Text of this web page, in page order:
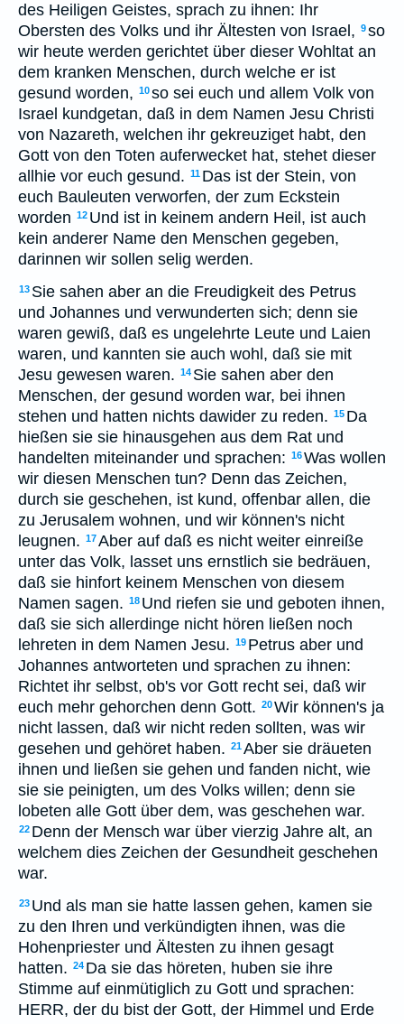
des Heiligen Geistes, sprach zu ihnen: Ihr
Obersten des Volks und ihr Ältesten von Israel, 9so
wir heute werden gerichtet über dieser Wohltat an
dem kranken Menschen, durch welche er ist
gesund worden, 10so sei euch und allem Volk von
Israel kundgetan, daß in dem Namen Jesu Christi
von Nazareth, welchen ihr gekreuziget habt, den
Gott von den Toten auferwecket hat, stehet dieser
allhie vor euch gesund. 11 Das ist der Stein, von
euch Bauleuten verworfen, der zum Eckstein
worden 12 Und ist in keinem andern Heil, ist auch
kein anderer Name den Menschen gegeben,
darinnen wir sollen selig werden.
13 Sie sahen aber an die Freudigkeit des Petrus
und Johannes und verwunderten sich; denn sie
waren gewiß, daß es ungelehrte Leute und Laien
waren, und kannten sie auch wohl, daß sie mit
Jesu gewesen waren. 14 Sie sahen aber den
Menschen, der gesund worden war, bei ihnen
stehen und hatten nichts dawider zu reden. 15 Da
hießen sie sie hinausgehen aus dem Rat und
handelten miteinander und sprachen: 16Was wollen
wir diesen Menschen tun? Denn das Zeichen,
durch sie geschehen, ist kund, offenbar allen, die
zu Jerusalem wohnen, und wir können's nicht
leugnen. 17Aber auf daß es nicht weiter einreiße
unter das Volk, lasset uns ernstlich sie bedräuen,
daß sie hinfort keinem Menschen von diesem
Namen sagen. 18 Und riefen sie und geboten ihnen,
daß sie sich allerdinge nicht hören ließen noch
lehreten in dem Namen Jesu. 19 Petrus aber und
Johannes antworteten und sprachen zu ihnen:
Richtet ihr selbst, ob's vor Gott recht sei, daß wir
euch mehr gehorchen denn Gott. 20Wir können's ja
nicht lassen, daß wir nicht reden sollten, was wir
gesehen und gehöret haben. 21Aber sie dräueten
ihnen und ließen sie gehen und fanden nicht, wie
sie sie peinigten, um des Volks willen; denn sie
lobeten alle Gott über dem, was geschehen war.
22 Denn der Mensch war über vierzig Jahre alt, an
welchem dies Zeichen der Gesundheit geschehen
war.
23 Und als man sie hatte lassen gehen, kamen sie
zu den Ihren und verkündigten ihnen, was die
Hohenpriester und Ältesten zu ihnen gesagt
hatten. 24 Da sie das höreten, huben sie ihre
Stimme auf einmütiglich zu Gott und sprachen:
HERR, der du bist der Gott, der Himmel und Erde